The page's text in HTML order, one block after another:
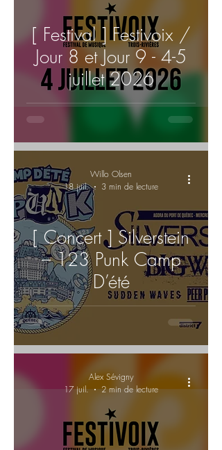
[ Festival ] Festivoix /
Jour 8 et Jour 9 - 4-5
juillet 2026
[ Concert ] Silverstein
– 123 Punk Camp
D’été
Willo Olsen
18 juil.
3 min de lecture
Alex Sévigny
17 juil.
2 min de lecture